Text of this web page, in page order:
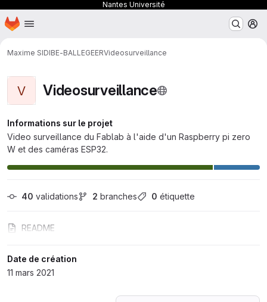
Nantes Université
Passer au contenu principal
Page d'accueil
Maxime SIDIBE-BALLEGEERVideosurveillance
V Videosurveillance
Informations sur le projet
Video surveillance du Fablab à l'aide d'un Raspberry pi zero
W et des caméras ESP32.
40 validations 2 branches 0 étiquette
README
Date de création
11 mars 2021